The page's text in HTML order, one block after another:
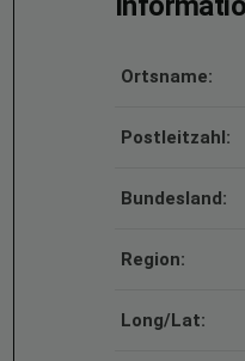
Ortsname:
Postleitzahl:
Bundesland:
Region:
Long/Lat: